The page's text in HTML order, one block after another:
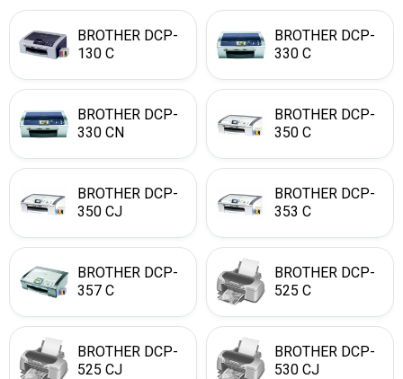
BROTHER DCP-
130 C
BROTHER DCP-
330 C
BROTHER DCP-
330 CN
BROTHER DCP-
350 C
BROTHER DCP-
350 CJ
BROTHER DCP-
353 C
BROTHER DCP-
357 C
BROTHER DCP-
525 C
BROTHER DCP-
525 CJ
BROTHER DCP-
530 CJ